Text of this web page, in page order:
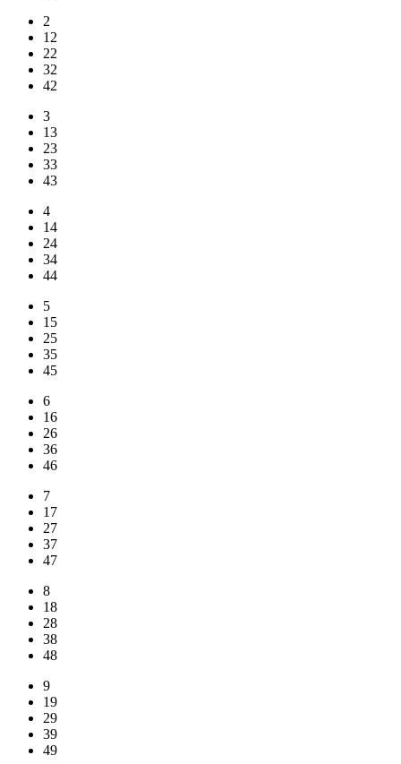
2
12
22
32
42
3
13
23
33
43
4
14
24
34
44
5
15
25
35
45
6
16
26
36
46
7
17
27
37
47
8
18
28
38
48
9
19
29
39
49